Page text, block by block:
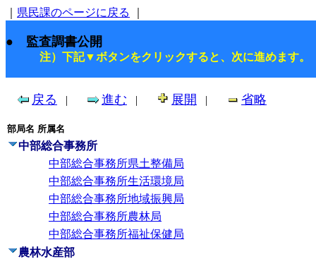
県民課のページに戻る
● 監査調書公開
注）下記▼ボタンをクリックすると、次に進めます。
戻る | 進む | 展開 | 省略
部局名 所属名
中部総合事務所
中部総合事務所県土整備局
中部総合事務所生活環境局
中部総合事務所地域振興局
中部総合事務所農林局
中部総合事務所福祉保健局
農林水産部